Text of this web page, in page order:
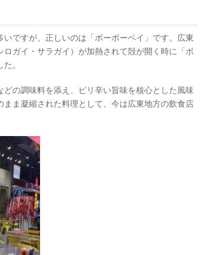
いですが、正しいのは「ボーボーベイ」です。広東
ガイ・サラガイ）が加熱されて殻が開く時に「ボ
。
の調味料を添え、ピリ辛い旨味を核心とした風味
ま凝縮された料理として、今は広東地方の飲食店